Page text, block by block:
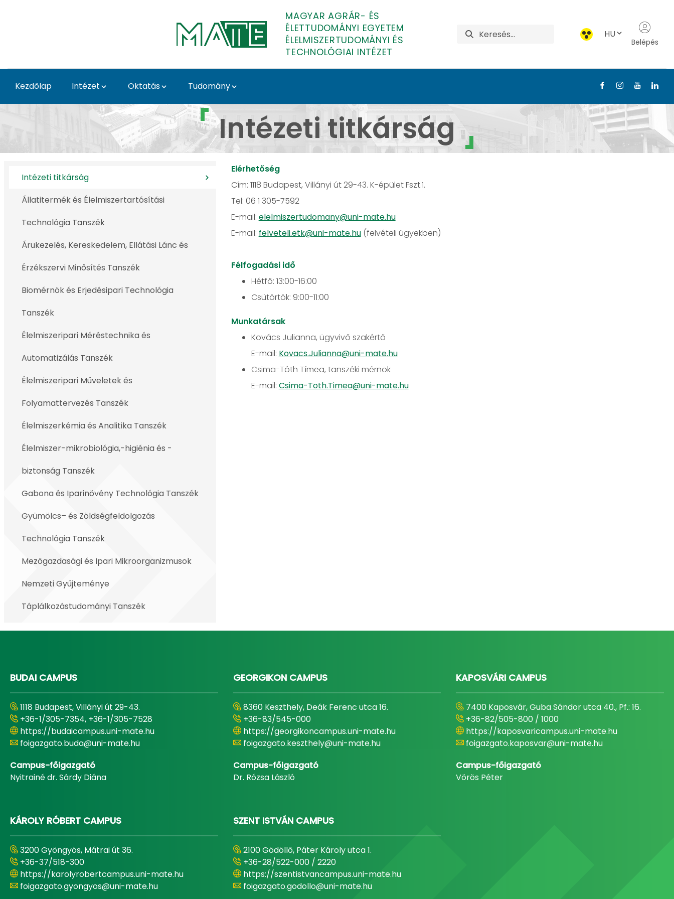
MAGYAR AGRÁR- ÉS
ÉLETTUDOMÁNYI EGYETEM
ÉLELMISZERTUDOMÁNYI ÉS
TECHNOLÓGIAI INTÉZET
HU
Belépés
Kezdőlap Intézet Oktatás Tudomány
Intézeti titkárság - Élelmiszertudományi és Technológiai Intézet
Intézeti titkárság
Intézeti titkárság
Állatitermék és Élelmiszertartósítási
Technológia Tanszék
Árukezelés, Kereskedelem, Ellátási Lánc és
Érzékszervi Minősítés Tanszék
Biomérnök és Erjedésipari Technológia
Tanszék
Élelmiszeripari Méréstechnika és
Automatizálás Tanszék
Élelmiszeripari Műveletek és
Folyamattervezés Tanszék
Élelmiszerkémia és Analitika Tanszék
Élelmiszer-mikrobiológia,-higiénia és -
biztonság Tanszék
Gabona és Iparinövény Technológia Tanszék
Gyümölcs– és Zöldségfeldolgozás
Technológia Tanszék
Mezőgazdasági és Ipari Mikroorganizmusok
Nemzeti Gyűjteménye
Táplálkozástudományi Tanszék
Elérhetőség
Cím: 1118 Budapest, Villányi út 29-43. K-épület Fszt.1.
Tel: 06 1 305-7592
E-mail: elelmiszertudomany@uni-mate.hu
E-mail: felveteli.etk@uni-mate.hu(felvételi ügyekben)
Félfogadási idő
Hétfő: 13:00-16:00
Csütörtök: 9:00-11:00
Munkatársak
Kovács Julianna, ügyvivő szakértő
E-mail: Kovacs.Julianna@uni-mate.hu
Csima-Tóth Tímea, tanszéki mérnök
E-mail: Csima-Toth.Timea@uni-mate.hu
BUDAI CAMPUS
1118 Budapest, Villányi út 29-43.
+36-1/305-7354, +36-1/305-7528
https://budaicampus.uni-mate.hu
foigazgato.buda@uni-mate.hu
Campus-főigazgató
Nyitrainé dr. Sárdy Diána
GEORGIKON CAMPUS
8360 Keszthely, Deák Ferenc utca 16.
+36-83/545-000
https://georgikoncampus.uni-mate.hu
foigazgato.keszthely@uni-mate.hu
Campus-főigazgató
Dr. Rózsa László
KAPOSVÁRI CAMPUS
7400 Kaposvár, Guba Sándor utca 40., Pf.: 16.
+36-82/505-800 / 1000
https://kaposvaricampus.uni-mate.hu
foigazgato.kaposvar@uni-mate.hu
Campus-főigazgató
Vörös Péter
KÁROLY RÓBERT CAMPUS
3200 Gyöngyös, Mátrai út 36.
+36-37/518-300
https://karolyrobertcampus.uni-mate.hu
foigazgato.gyongyos@uni-mate.hu
SZENT ISTVÁN CAMPUS
2100 Gödöllő, Páter Károly utca 1.
+36-28/522-000 / 2220
https://szentistvancampus.uni-mate.hu
foigazgato.godollo@uni-mate.hu